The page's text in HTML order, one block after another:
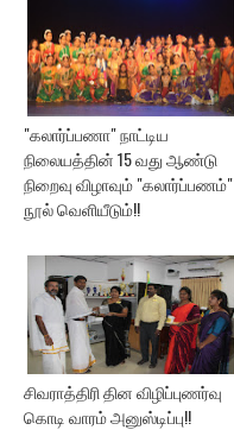
"கலார்ப்பணா" நாட்டிய
நிலையத்தின் 15 வது ஆண்டு
நிறைவு விழாவும் "கலார்ப்பணம்"
நூல் வெளியீடும்!!
சிவராத்திரி தின விழிப்புணர்வு
கொடி வாரம் அனுஸ்டிப்பு!!